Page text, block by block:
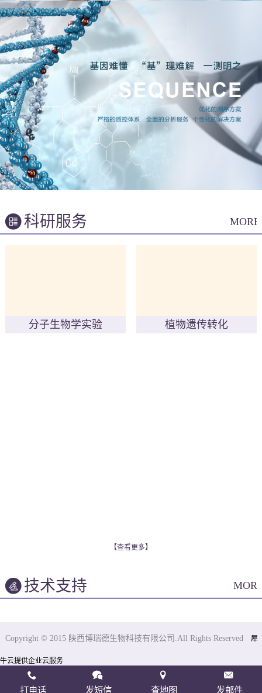
科研服务
分子生物学实验 植物遗传转化
MORE
【查看更多】
技术支持
Copyright © 2015 陕西博瑞德生物科技有限公司.All Rights Reserved 犀
牛云提供企业云服务
打电话 发短信 查地图 发邮件